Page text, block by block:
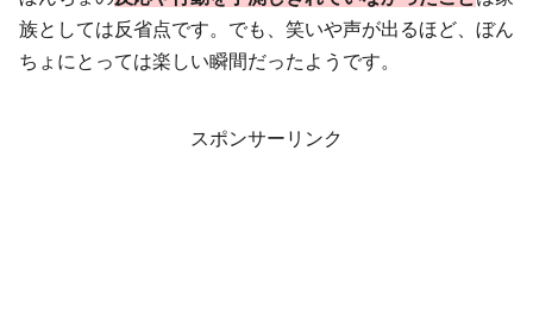
族としては反省点です。でも、笑いや声が出るほど、ぼん
ちょにとっては楽しい瞬間だったようです。
スポンサーリンク